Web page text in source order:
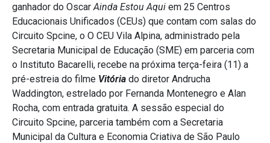
ganhador do Oscar Ainda Estou Aqui em 25 Centros
Educacionais Unificados (CEUs) que contam com salas do
Circuito Spcine, o O CEU Vila Alpina, administrado pela
Secretaria Municipal de Educação (SME) em parceria com
o Instituto Bacarelli, recebe na próxima terça-feira (11) a
pré-estreia do filme Vitória do diretor Andrucha
Waddington, estrelado por Fernanda Montenegro e Alan
Rocha, com entrada gratuita. A sessão especial do
Circuito Spcine, parceria também com a Secretaria
Municipal da Cultura e Economia Criativa de São Paulo